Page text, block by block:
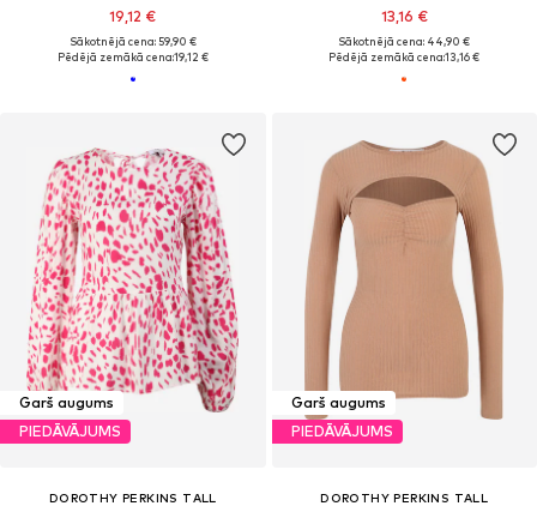
19,12 €
Sākotnējā cena: 59,90 €
Pēdējā zemākā cena:19,12 €
13,16 €
Sākotnējā cena: 44,90 €
Pēdējā zemākā cena:13,16 €
Garš augums
PIEDĀVĀJUMS
DOROTHY PERKINS TALL
Garš augums
PIEDĀVĀJUMS
DOROTHY PERKINS TALL